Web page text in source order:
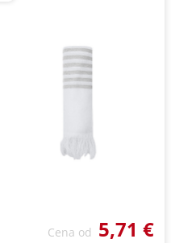
Cena od 5,71 €